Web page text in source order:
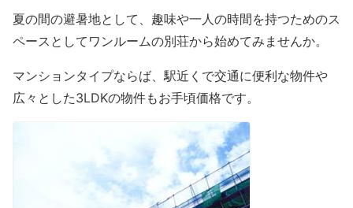
夏の間の避暑地として、趣味や一人の時間を持つためのス
ペースとしてワンルームの別荘から始めてみませんか。
マンションタイプならば、駅近くで交通に便利な物件や
広々とした3LDKの物件もお手頃価格です。